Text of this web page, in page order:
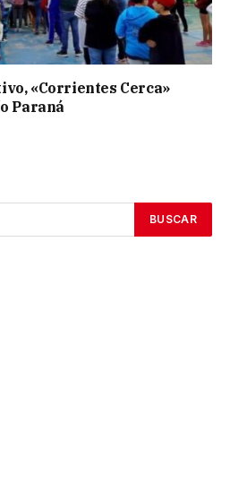
«Corrientes Cerca»
Paraná